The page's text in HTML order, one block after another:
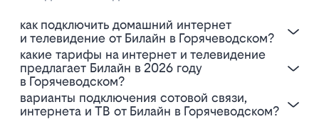
Как подключить домашний интернет
и телевидение от Билайн в Горячеводском?
Какие тарифы на интернет и телевидение
предлагает Билайн в 2026 году
в Горячеводском?
Варианты подключения сотовой связи,
интернета и ТВ от Билайн в Горячеводском?